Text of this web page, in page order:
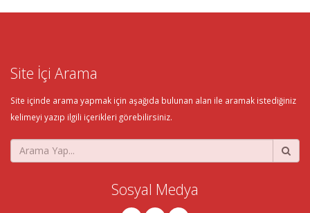
Site İçi Arama
Site içinde arama yapmak için aşağıda bulunan alan ile aramak istediğiniz
kelimeyi yazıp ilgili içerikleri görebilirsiniz.
Sosyal Medya